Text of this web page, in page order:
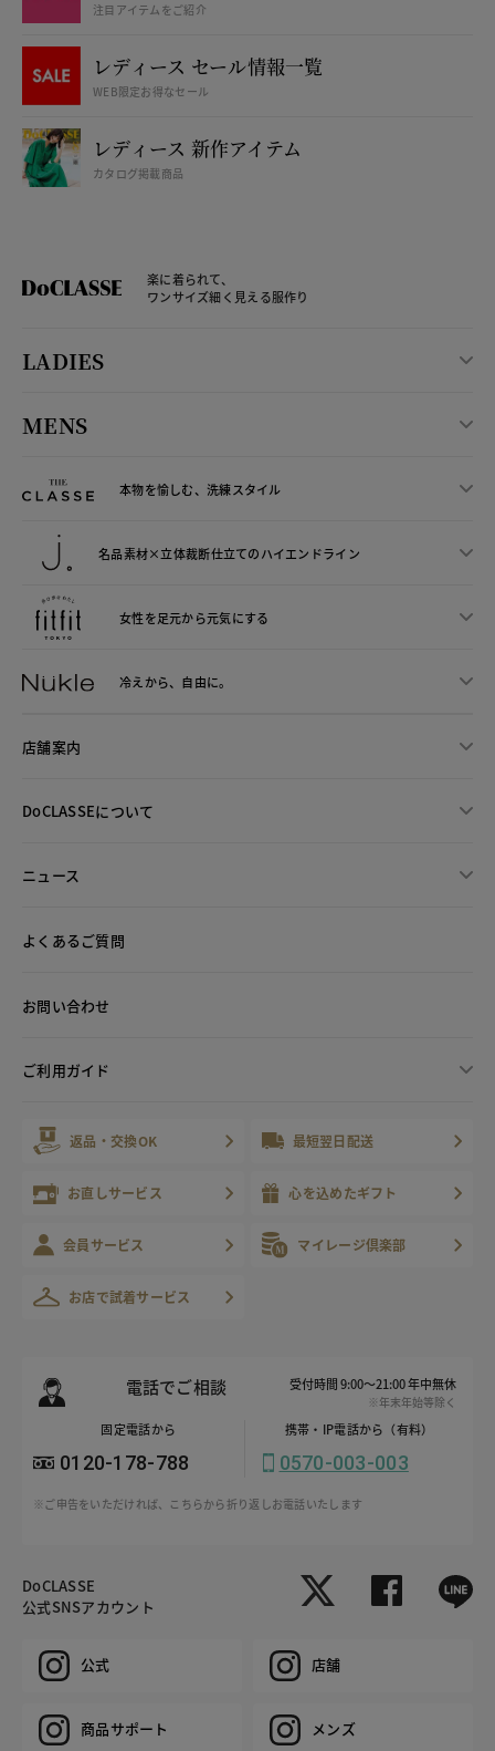
注目アイテムをご紹介
レディース セール情報一覧
WEB限定お得なセール
レディース 新作アイテム
カタログ掲載商品
楽に着られて、
ワンサイズ細く見える服作り
LADIES
MENS
本物を愉しむ、洗練スタイル
名品素材×立体裁断仕立てのハイエンドライン
女性を足元から元気にする
冷えから、 自由に。
店舗案内
DoCLASSEについて
ニュース
よくあるご質問
お問い合わせ
ご利用ガイド
返品・交換OK 最短翌日配送
お直しサービス 心を込めたギフト
会員サービス マイレージ倶楽部
お店で試着サービス
電話でご相談 受付時間 9:00～21:00 年中無休
※年末年始等除く
固定電話から
0120-178-788
携帯・IP電話から（有料）
0570-003-003
※ご申告をいただければ、こちらから折り返しお電話いたします
DoCLASSE
公式SNSアカウント
公式 店舗
商品サポート メンズ